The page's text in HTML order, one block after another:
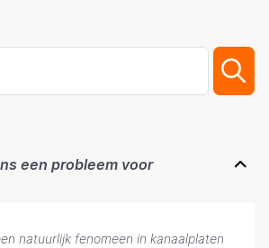
een probleem voor
natuurlijk fenomeen in kanaalplaten